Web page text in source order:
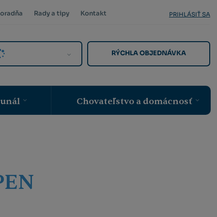
Rady a tipy Kontakt PRIHLÁSIŤ SA
RÝCHLA OBJEDNÁVKA
Chovateľstvo a domácnosť